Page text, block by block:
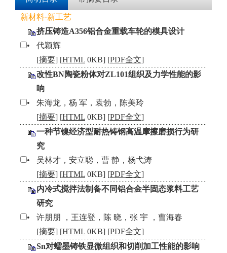
新材料·新工艺
挤压铸造A356铝合金重载车轮的模具设计
•
代颖辉
[摘要] [HTML 0KB] [PDF全文]
改性BN陶瓷粉体对ZL101组织及力学性能的影
响
•
朱海龙，杨 军，袁勃，陈美玲
[摘要] [HTML 0KB] [PDF全文]
一种节镍经济型耐热铸钢高温摩擦磨损行为研
究
•
吴林才，安立聪，曹 静，杨弋涛
[摘要] [HTML 0KB] [PDF全文]
内冷式搅拌法制备不同铝合金半固态浆料工艺
研究
•
许朋朋 ，王连登，陈 晓，张 宇 ，曹海春
[摘要] [HTML 0KB] [PDF全文]
Sn对蠕墨铸铁显微组织和切削加工性能的影响